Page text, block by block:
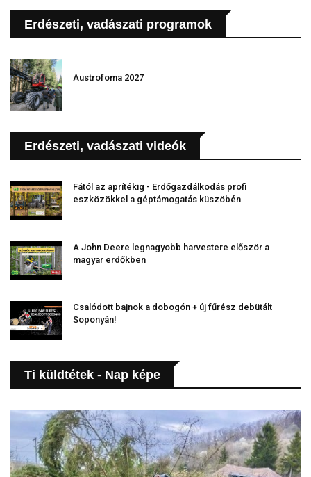
Erdészeti, vadászati programok
Austrofoma 2027
Erdészeti, vadászati videók
Fától az aprítékig - Erdőgazdálkodás profi
eszközökkel a géptámogatás küszöbén
A John Deere legnagyobb harvestere először a
magyar erdőkben
Csalódott bajnok a dobogón + új fűrész debütált
Soponyán!
Ti küldtétek - Nap képe